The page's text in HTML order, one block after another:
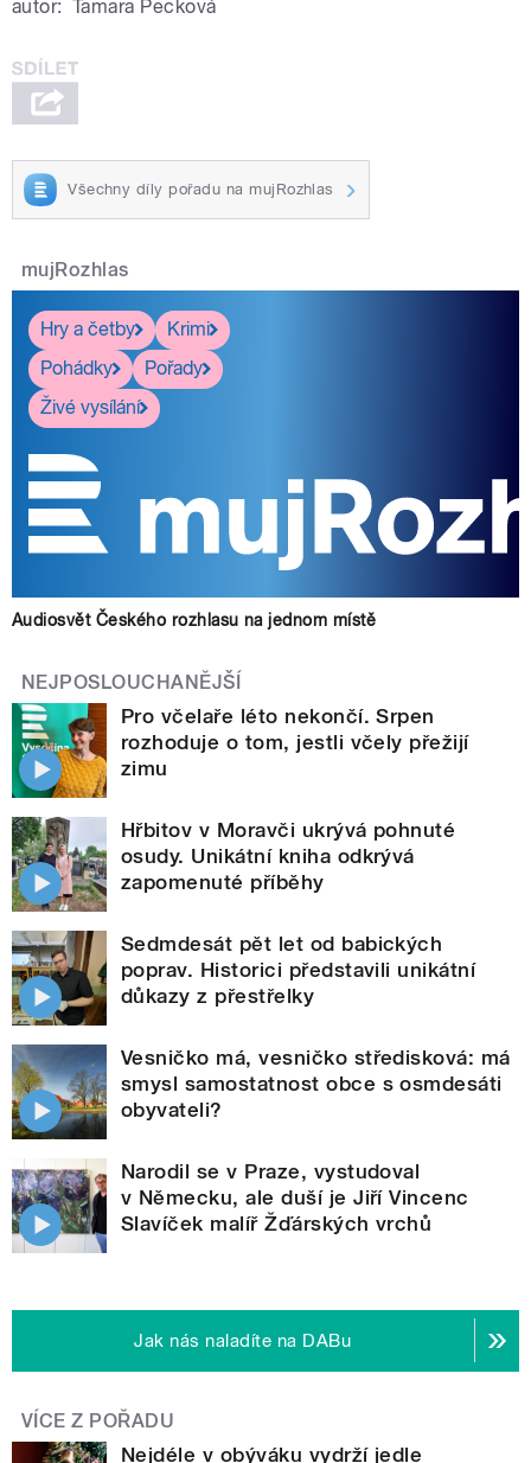
autor: Tamara Pecková
Všechny díly pořadu na mujRozhlas
mujRozhlas
Hry a četby
Krimi
Pohádky
Pořady
Živé vysílání
Audiosvět Českého rozhlasu na jednom místě
NEJPOSLOUCHANĚJŠÍ
Pro včelaře léto nekončí. Srpen
rozhoduje o tom, jestli včely přežijí
zimu
Hřbitov v Moravči ukrývá pohnuté
osudy. Unikátní kniha odkrývá
zapomenuté příběhy
Sedmdesát pět let od babických
poprav. Historici představili unikátní
důkazy z přestřelky
Vesničko má, vesničko středisková: má
smysl samostatnost obce s osmdesáti
obyvateli?
Narodil se v Praze, vystudoval
v Německu, ale duší je Jiří Vincenc
Slavíček malíř Žďárských vrchů
Jak nás naladíte na DABu
VÍCE Z POŘADU
Nejdéle v obýváku vydrží jedle